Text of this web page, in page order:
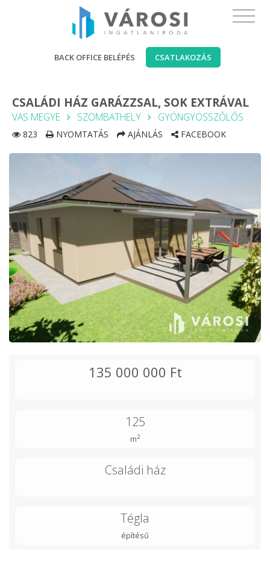
BACK OFFICE BELÉPÉS CSATLAKOZÁS
CSALÁDI HÁZ GARÁZZSAL, SOK EXTRÁVAL
VAS MEGYE SZOMBATHELY GYÖNGYÖSSZŐLŐS
823 NYOMTATÁS AJÁNLÁS FACEBOOK
135 000 000 Ft
125
m2
Családi ház
Tégla
építésű